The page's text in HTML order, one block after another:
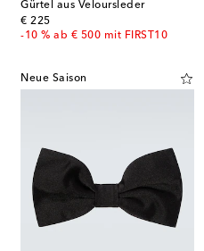
Gürtel aus Veloursleder
€ 225
original price
-10 % ab € 500 mit FIRST10
Neue Saison